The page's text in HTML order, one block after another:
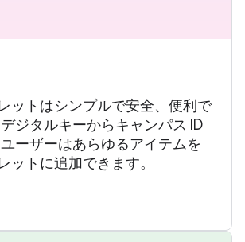
ットはシンプルで安全、便利で
ジタルキーからキャンパス ID
ーザーはあらゆるアイテムを
ットに追加できます。